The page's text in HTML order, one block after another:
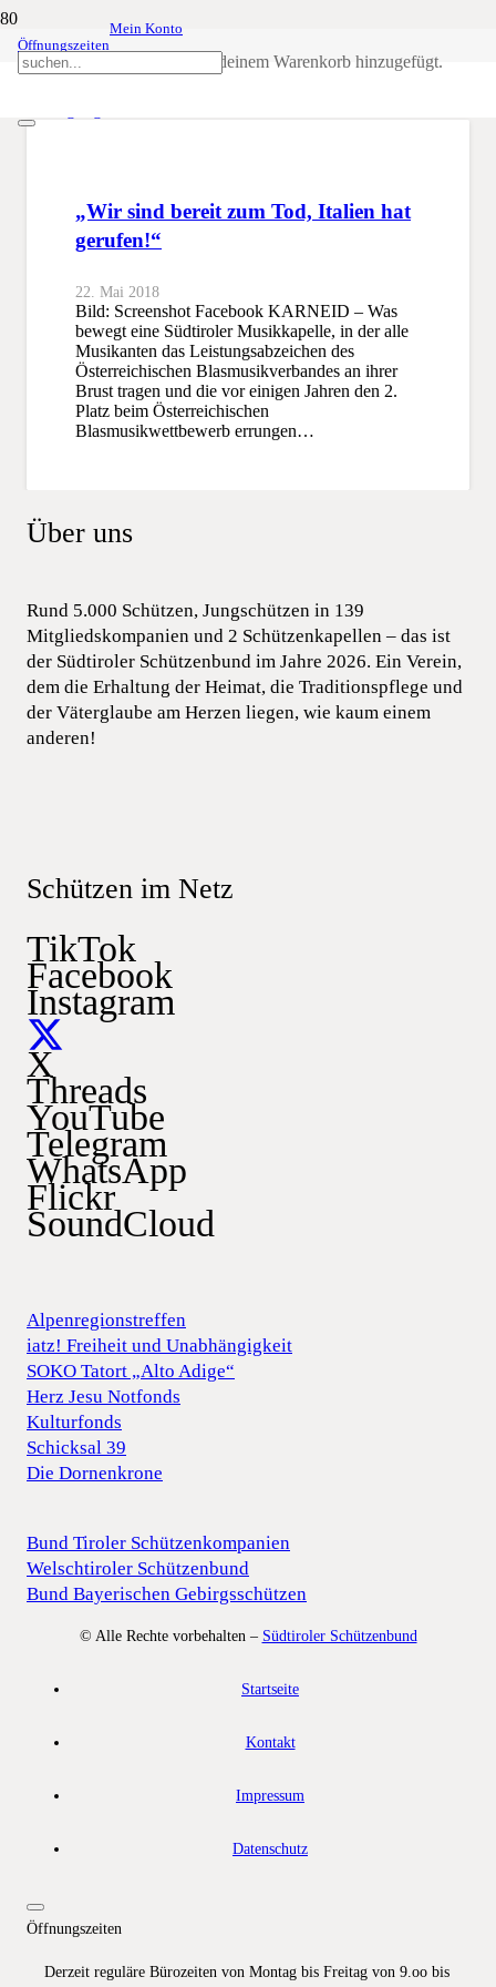
Öffnungszeiten
Mein Konto
wurde deinem Warenkorb hinzugefügt.
Huldigung
„Wir sind bereit zum Tod, Italien hat
gerufen!“
22. Mai 2018
Bild: Screenshot Facebook KARNEID – Was
bewegt eine Südtiroler Musikkapelle, in der alle
Musikanten das Leistungsabzeichen des
Österreichischen Blasmusikverbandes an ihrer
Brust tragen und die vor einigen Jahren den 2.
Platz beim Österreichischen
Blasmusikwettbewerb errungen…
Über uns
Rund 5.000 Schützen, Jungschützen in 139
Mitgliedskompanien und 2 Schützenkapellen – das ist
der Südtiroler Schützenbund im Jahre 2026. Ein Verein,
dem die Erhaltung der Heimat, die Traditionspflege und
der Väterglaube am Herzen liegen, wie kaum einem
anderen!
Schützen im Netz
TikTok
Facebook
Instagram
X
Threads
YouTube
Telegram
WhatsApp
Flickr
SoundCloud
Alpenregionstreffen
iatz! Freiheit und Unabhängigkeit
SOKO Tatort „Alto Adige“
Herz Jesu Notfonds
Kulturfonds
Schicksal 39
Die Dornenkrone
Bund Tiroler Schützenkompanien
Welschtiroler Schützenbund
Bund Bayerischen Gebirgsschützen
© Alle Rechte vorbehalten – Südtiroler Schützenbund
Startseite
Kontakt
Impressum
Datenschutz
Öffnungszeiten
Derzeit reguläre Bürozeiten von Montag bis Freitag von 9.oo bis